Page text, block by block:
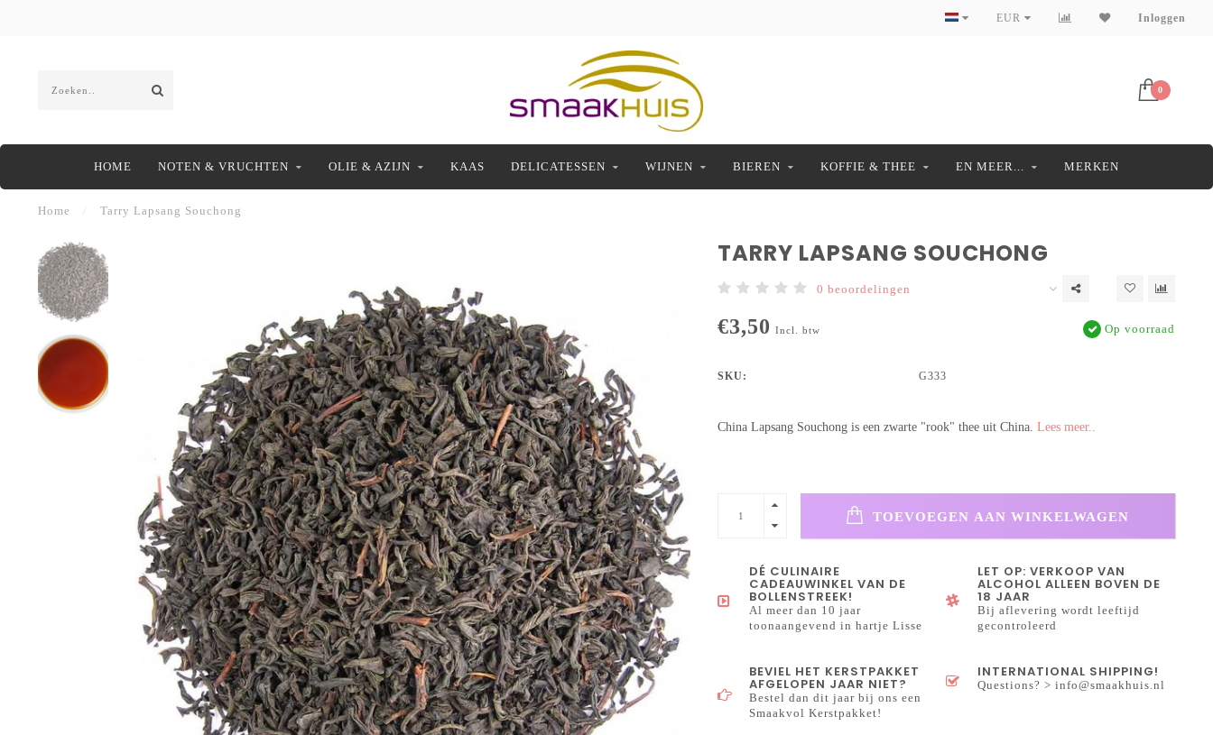
EUR Inloggen
0
HOME NOTEN & VRUCHTEN OLIE & AZIJN KAAS DELICATESSEN WIJNEN BIEREN KOFFIE & THEE EN MEER... MERKEN
Home Tarry Lapsang Souchong
TARRY LAPSANG SOUCHONG
0 beoordelingen
€3,50 Incl. btw Op voorraad
SKU: G333
China Lapsang Souchong is een zwarte "rook" thee uit China. Lees meer..
TOEVOEGEN AAN WINKELWAGEN
DÉ CULINAIRE
CADEAUWINKEL VAN DE
BOLLENSTREEK!
Al meer dan 10 jaar
toonaangevend in hartje Lisse
LET OP: VERKOOP VAN
ALCOHOL ALLEEN BOVEN DE
18 JAAR
Bij aflevering wordt leeftijd
gecontroleerd
BEVIEL HET KERSTPAKKET
AFGELOPEN JAAR NIET?
Bestel dan dit jaar bij ons een
Smaakvol Kerstpakket!
INTERNATIONAL SHIPPING!
Questions? >info@smaakhuis.nl